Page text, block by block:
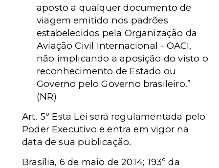
aposto a qualquer documento de
viagem emitido nos padrões
estabelecidos pela Organização da
Aviação Civil Internacional - OACI,
não implicando a aposição do visto o
reconhecimento de Estado ou
Governo pelo Governo brasileiro.”
(NR)
Art. 5º Esta Lei será regulamentada pelo
Poder Executivo e entra em vigor na
data de sua publicação.
Brasília, 6 de maio de 2014; 193º da